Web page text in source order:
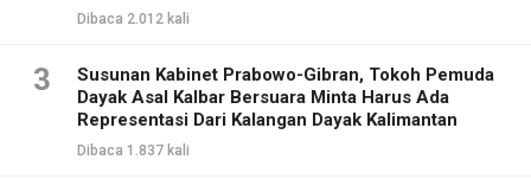
Dibaca 2.012 kali
3
Susunan Kabinet Prabowo-Gibran, Tokoh Pemuda
Dayak Asal Kalbar Bersuara Minta Harus Ada
Representasi Dari Kalangan Dayak Kalimantan
Dibaca 1.837 kali